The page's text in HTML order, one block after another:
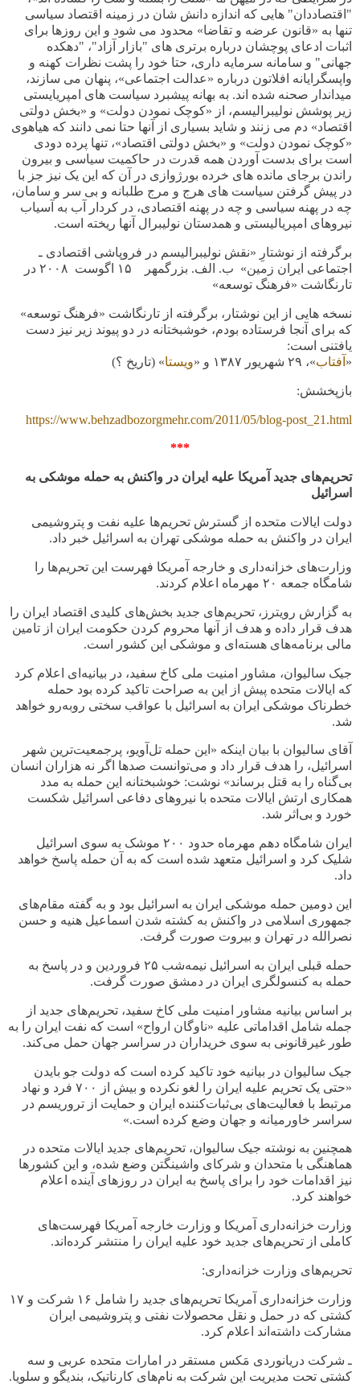
"اقتصاددان" هایی که اندازه دانش شان در زمینه اقتصاد سیاسی
تنها به «قانون عرضه و تقاضا» محدود می شود و این روزها برای
اثبات ادعای پوچشان درباره برتری های "بازار آزاد"، "دهکده
جهانی" و سامانه سرمایه داری، حتا خود را پشت نظرات کهنه و
واپسگرایانه افلاتون درباره «عدالت اجتماعی»، پنهان می سازند،
میداندار صحنه شده اند. به بهانه پیشبرد سیاست های امپریایستی
زیر پوشش نولیبرالیسم، از «کوچک نمودن دولت» و «بخش دولتی
اقتصاد» دم می زنند و شاید بسیاری از آنها حتا نمی دانند که هیاهوی
«کوچک نمودن دولت» و «بخش دولتی اقتصاد»، تنها پرده دودی
است برای بدست آوردن همه قدرت در حاکمیت سیاسی و بیرون
راندن برجای مانده های خرده بورژوازی در آن که این یک نیز جز با
در پیش گرفتن سیاست های هرج و مرج طلبانه و بی سر و سامان،
چه در پهنه سیاسی و چه در پهنه اقتصادی، در کردار آب به آسیاب
نیروهای امپریالیستی و همدستان نولیبرال آنها ریخته است.
برگرفته از نوشتارِ «نقش نولیبرالیسم در فروپاشی اقتصادی ـ
اجتماعی ایران زمین» ب. الف. بزرگمهر ۱۵ اگوست ۲۰۰۸ در
تارنگاشت «فرهنگ توسعه»
نسخه هایی از این نوشتار، برگرفته از تارنگاشت «فرهنگ توسعه»
که برای آنجا فرستاده بودم، خوشبختانه در دو پیوند زیر نیز دست
یافتنی است:
« آفتاب»، ۲۹ شهریور ۱۳۸۷ و «ویستا» (تاریخ ؟)
بازپخشش:
https://www.behzadbozorgmehr.com/2011/05/blog-post_21.html
***
تحریم‌های جدید آمریکا علیه ایران در واکنش به حمله موشکی به
اسرائیل
دولت ایالات متحده از گسترش تحریم‌ها علیه نفت و پتروشیمی
ایران در واکنش به حمله موشکی تهران به اسرائیل خبر داد.
وزارت‌های خزانه‌داری و خارجه آمریکا فهرست این تحریم‌ها را
شامگاه جمعه ۲۰ مهرماه اعلام کردند.
به گزارش رویترز، تحریم‌های جدید بخش‌های کلیدی اقتصاد ایران را
هدف قرار داده و هدف از آنها محروم کردن حکومت ایران از تامین
مالی برنامه‌های هسته‌ای و موشکی این کشور است.
جیک سالیوان، مشاور امنیت ملی کاخ سفید، در بیانیه‌ای اعلام کرد
که ایالات متحده پیش از این به صراحت تاکید کرده بود حمله
خطرناک موشکی ایران به اسرائیل با عواقب سختی روبه‌رو خواهد
شد.
آقای سالیوان با بیان اینکه «این حمله تل‌آویو، پرجمعیت‌ترین شهر
اسرائیل، را هدف قرار داد و می‌توانست صدها اگر نه هزاران انسان
بی‌گناه را به قتل برساند» نوشت: خوشبختانه این حمله به مدد
همکاری ارتش ایالات متحده با نیروهای دفاعی اسرائیل شکست
خورد و بی‌اثر شد.
ایران شامگاه دهم مهرماه حدود ۲۰۰ موشک به سوی اسرائیل
شلیک کرد و اسرائیل متعهد شده است که به آن حمله پاسخ خواهد
داد.
این دومین حمله موشکی ایران به اسرائیل بود و به گفته مقام‌های
جمهوری اسلامی در واکنش به کشته شدن اسماعیل هنیه و حسن
نصرالله در تهران و بیروت صورت گرفت.
حمله قبلی ایران به اسرائیل نیمه‌شب ۲۵ فروردین و در پاسخ به
حمله به کنسولگری ایران در دمشق صورت گرفت.
بر اساس بیانیه مشاور امنیت ملی کاخ سفید، تحریم‌های جدید از
جمله شامل اقداماتی علیه «ناوگان ارواح» است که نفت ایران را به
طور غیرقانونی به سوی خریداران در سراسر جهان حمل می‌کند.
جیک سالیوان در بیانیه خود تاکید کرده است که دولت جو بایدن
«حتی یک تحریم علیه ایران را لغو نکرده و بیش از
۷۰۰ فرد و نهاد
مرتبط با فعالیت‌های بی‌ثبات‌کننده ایران و حمایت از تروریسم در
سراسر خاورمیانه و جهان وضع کرده است.»
همچنین به نوشته جیک سالیوان، تحریم‌های جدید ایالات متحده در
هماهنگی با متحدان و شرکای واشینگتن وضع شده، و این کشورها
نیز اقدامات خود را برای پاسخ به ایران در روزهای آینده اعلام
خواهند کرد.
وزارت خزانه‌داری آمریکا و وزارت خارجه آمریکا فهرست‌های
کاملی از تحریم‌های جدید خود علیه ایران را منتشر کرده‌اند.
تحریم‌های وزارت خزانه‌داری:
وزارت خزانه‌داری آمریکا تحریم‌های جدید را شامل ۱۶ شرکت و ۱۷
کشتی که در حمل و نقل محصولات نفتی و پتروشیمی ایران
مشارکت داشته‌اند اعلام کرد.
ـ شرکت دریانوردی مَکس مستقر در امارات متحده عربی و سه
کشتی تحت مدیریت این شرکت به نام‌های کارناتیک، بندیگو و سلویا.